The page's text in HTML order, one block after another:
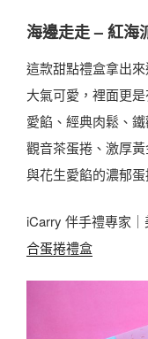
海邊走走 – 紅海
這款甜點禮盒拿出
大氣可愛，裡面更
愛餡、經典肉鬆、
觀音茶蛋捲、激厚
與花生愛餡的濃郁
iCarry 伴手禮專家｜
合蛋捲禮盒